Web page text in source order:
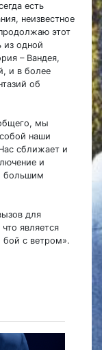
есть
неизвестное
этот
из одной
– Вандея,
и в более
об
мы
наши
сближает и
и
большим
для
является
с ветром».